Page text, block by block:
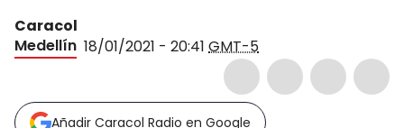
Caracol
Medellín 18/01/2021 - 20:41 GMT-5
Añadir Caracol Radio en Google